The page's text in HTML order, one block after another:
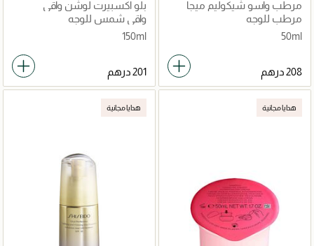
مرطب واسو شيكوليم ميجا
50مل
مرطب للوجه
50ml
بلو اكسبيرت لوشن واقي
شمس بعامل حماية 30
واقي شمس للوجه
150ml
هدايا مجانية هدايا مجانية